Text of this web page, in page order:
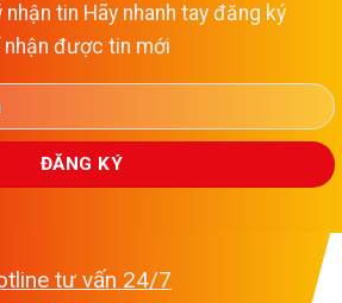
tin Hãy nhanh tay đăng ký
nhận được tin mới
tư vấn 24/7